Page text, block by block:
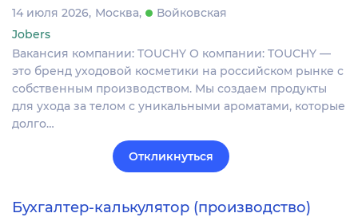
14 июля 2026 Москва
Войковская
Jobers
Вакансия компании: TOUCHY О компании: TOUCHY —
это бренд уходовой косметики на российском рынке с
собственным производством. Мы создаем продукты
для ухода за телом с уникальными ароматами, которые
долго…
Откликнуться
Бухгалтер-калькулятор (производство)